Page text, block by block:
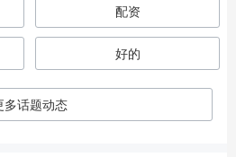
配资
好的
多话题动态